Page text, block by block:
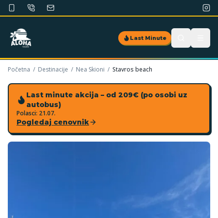
Last Minute
Početna / Destinacije / Nea Skioni / Stavros beach
Last minute akcija – od 209€ (po osobi uz
autobus)
Polasci: 21.07.
Pogledaj cenovnik